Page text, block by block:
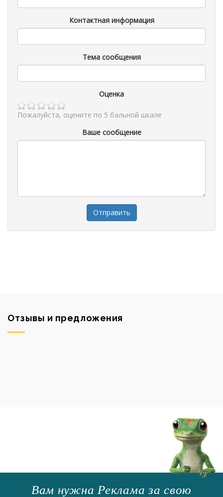
Контактная информация
Тема сообщения
Оценка
Пожалуйста, оцените по 5 бальной шкале
Ваше сообщение
Отзывы и предложения
Вам нужна Реклама за свою